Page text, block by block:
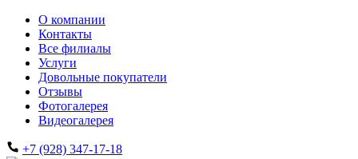
О компании
Контакты
Все филиалы
Услуги
Довольные покупатели
Отзывы
Фотогалерея
Видеогалерея
+7 (928) 347-17-18